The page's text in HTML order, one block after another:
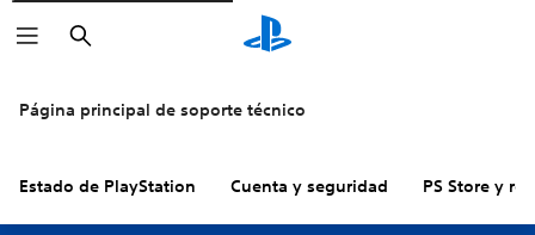
Buscar
Página principal de soporte técnico
Estado de PlayStation Cuenta y seguridad PS Store y